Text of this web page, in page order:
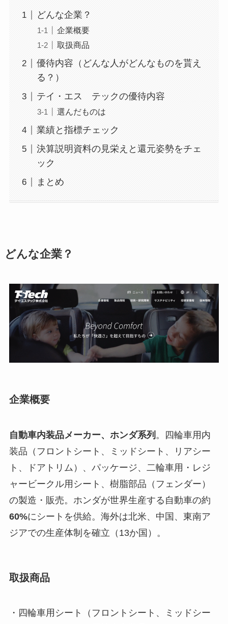
どんな企業？
企業概要
取扱商品
優待内容（どんな人がどんなものを貰え
る？）
テイ・エス テックの優待内容
選んだものは
業績と指標チェック
決算説明資料の見栄えと還元姿勢をチェ
ック
まとめ
どんな企業？
企業概要
自動車内装品メーカー、ホンダ系列 。四輪車用内
装品（フロントシート、ミッドシート、リアシー
ト、ドアトリム）、パッケージ、二輪車用・レジ
ャービークル用シート、樹脂部品（フェンダー）
の製造・販売。ホンダが世界生産する自動車の約
60%にシートを供給。海外は北米、中国、東南ア
ジアでの生産体制を確立（13か国）。
取扱商品
・四輪車用シート（フロントシート、ミッドシー